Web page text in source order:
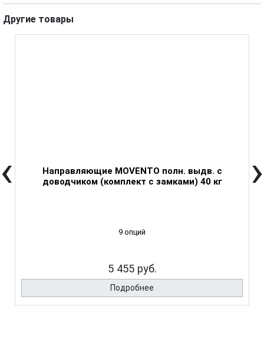
Другие товары
Направляющие MOVENTO полн. выдв. с
доводчиком (комплект с замками) 40 кг
9 опций
5 455 руб.
Подробнее
‹ ›